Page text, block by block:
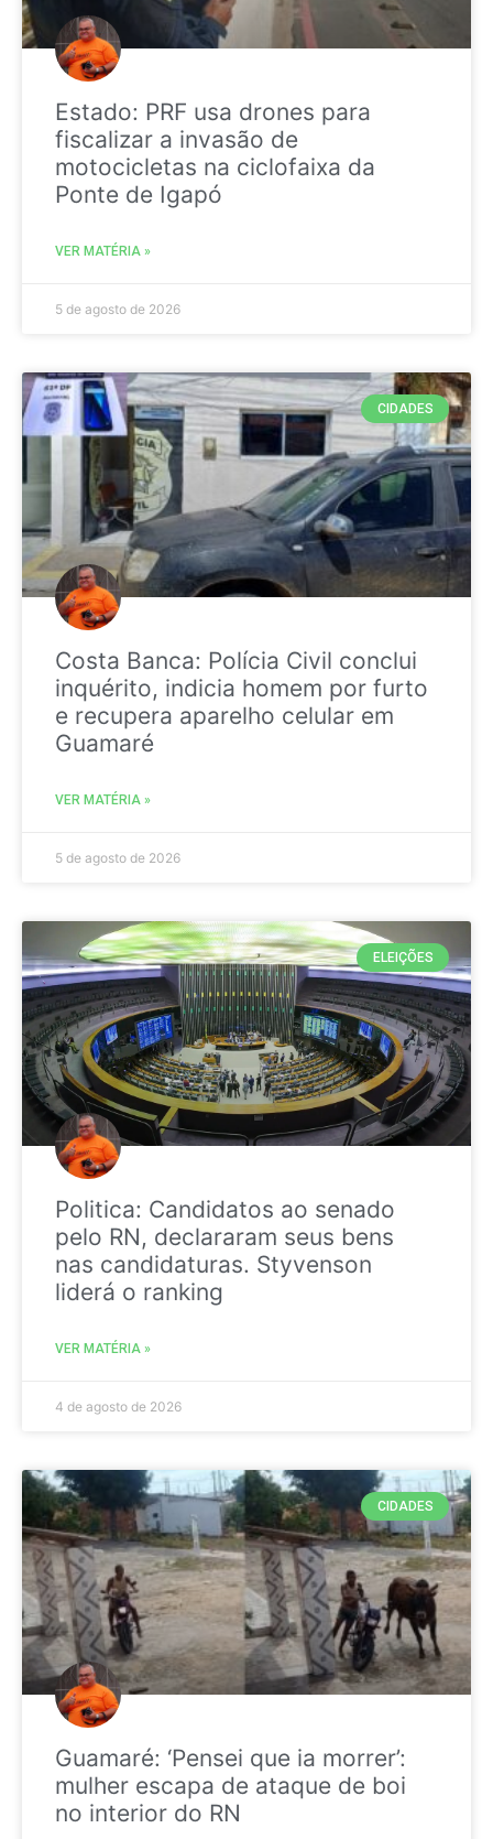
Estado: PRF usa drones para
fiscalizar a invasão de
motocicletas na ciclofaixa da
Ponte de Igapó
VER MATÉRIA »
5 de agosto de 2026
CIDADES
Costa Banca: Polícia Civil conclui
inquérito, indicia homem por furto
e recupera aparelho celular em
Guamaré
VER MATÉRIA »
5 de agosto de 2026
ELEIÇÕES
Politica: Candidatos ao senado
pelo RN, declararam seus bens
nas candidaturas. Styvenson
liderá o ranking
VER MATÉRIA »
4 de agosto de 2026
CIDADES
Guamaré: ‘Pensei que ia morrer’:
mulher escapa de ataque de boi
no interior do RN